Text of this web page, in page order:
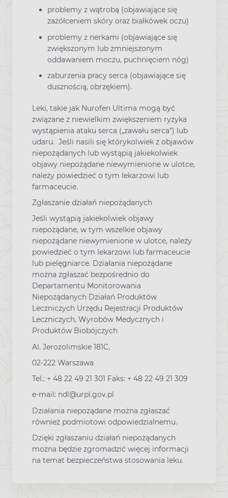
problemy z wątrobą (objawiające się
zażółceniem skóry oraz białkówek oczu)
problemy z nerkami (objawiające się
zwiększonym lub zmniejszonym
oddawaniem moczu, puchnięciem nóg)
zaburzenia pracy serca (objawiające się
dusznością, obrzękiem).
Leki, takie jak Nurofen Ultima mogą być
związane z niewielkim zwiększeniem ryzyka
wystąpienia ataku serca („zawału serca”) lub
udaru. Jeśli nasili się którykolwiek z objawów
niepożądanych lub wystąpią jakiekolwiek
objawy niepożądane niewymienione w ulotce,
należy powiedzieć o tym lekarzowi lub
farmaceucie.
Zgłaszanie działań niepożądanych
Jeśli wystąpią jakiekolwiek objawy
niepożądane, w tym wszelkie objawy
niepożądane niewymienione w ulotce, należy
powiedzieć o tym lekarzowi lub farmaceucie
lub pielęgniarce. Działania niepożądane
można zgłaszać bezpośrednio do
Departamentu Monitorowania
Niepożądanych Działań Produktów
Leczniczych Urzędu Rejestracji Produktów
Leczniczych, Wyrobów Medycznych i
Produktów Biobójczych
Al. Jerozolimskie 181C,
02-222 Warszawa
Tel.: + 48 22 49 21 301 Faks: + 48 22 49 21 309
e-mail: ndl@urpl.gov.pl
Działania niepożądane można zgłaszać
również podmiotowi odpowiedzialnemu.
Dzięki zgłaszaniu działań niepożądanych
można będzie zgromadzić więcej informacji
na temat bezpieczeństwa stosowania leku.